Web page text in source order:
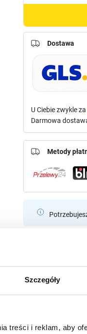
Szczegóły
treści i reklam, aby
Dostawa
U Ciebie zwykle za
Darmowa
Metody
Specyfikacja